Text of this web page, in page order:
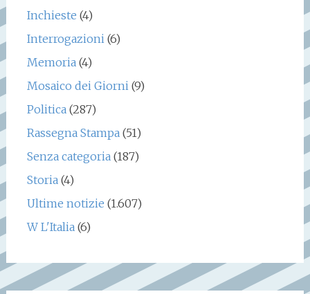
Inchieste (4)
Interrogazioni(6)
Memoria(4)
Mosaico dei Giorni(9)
Politica(287)
Rassegna Stampa(51)
Senza categoria(187)
Storia(4)
Ultime notizie (1.607)
W L'Italia(6)